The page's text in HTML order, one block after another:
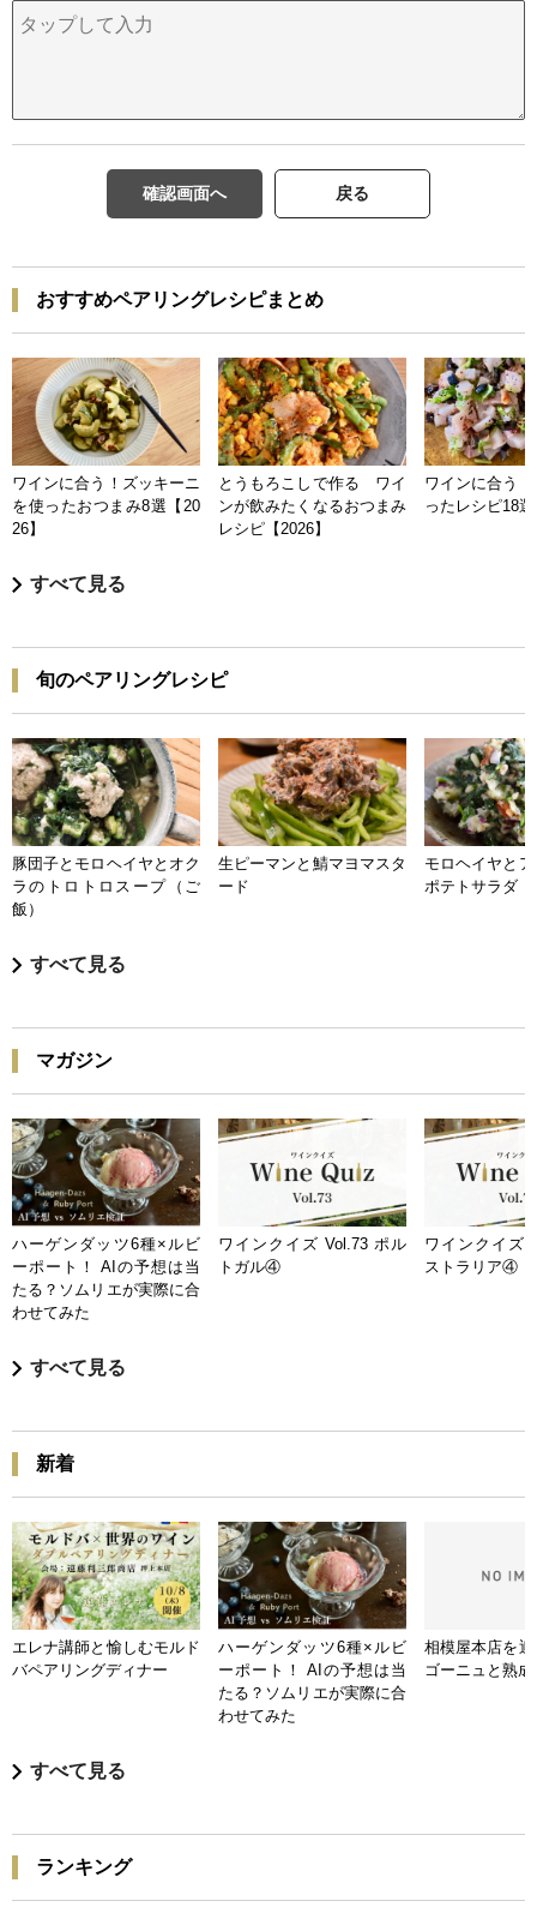
確認画面へ 戻る
おすすめペアリングレシピまとめ
ワインに合う！ズッキーニ
を使ったおつまみ8選【20
26】
とうもろこしで作る ワイ
ンが飲みたくなるおつまみ
レシピ【2026】
ワインに合う
ったレシピ18
すべて見る
旬のペアリングレシピ
豚団子とモロヘイヤとオク
ラのトロトロスープ（ご
飯）
生ピーマンと鯖マヨマスタ
ード
モロヘイヤと
ポテトサラダ
すべて見る
マガジン
ハーゲンダッツ6種×ルビ
ーポート！ AIの予想は当
たる？ソムリエが実際に合
わせてみた
ワインクイズ Vol.73 ポル
トガル④
ワインクイズ
ストラリア④
すべて見る
新着
エレナ講師と愉しむモルド
バペアリングディナー
ハーゲンダッツ6種×ルビ
ーポート！ AIの予想は当
たる？ソムリエが実際に合
わせてみた
相模屋本店を
ゴーニュと熟
すべて見る
ランキング